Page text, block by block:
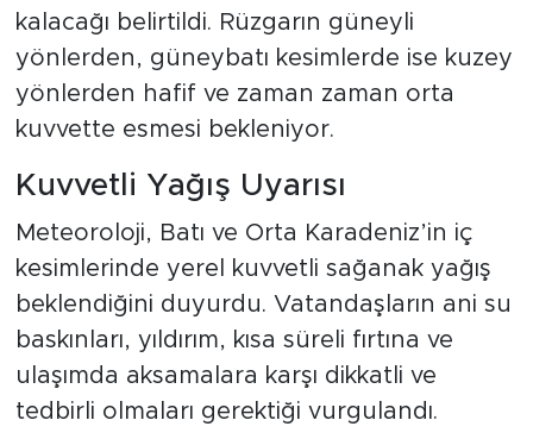
kalacağı belirtildi. Rüzgarın güneyli
yönlerden, güneybatı kesimlerde ise kuzey
yönlerden hafif ve zaman zaman orta
kuvvette esmesi bekleniyor.
Kuvvetli Yağış Uyarısı
Meteoroloji, Batı ve Orta Karadeniz’in iç
kesimlerinde yerel kuvvetli sağanak yağış
beklendiğini duyurdu. Vatandaşların ani su
baskınları, yıldırım, kısa süreli fırtına ve
ulaşımda aksamalara karşı dikkatli ve
tedbirli olmaları gerektiği vurgulandı.